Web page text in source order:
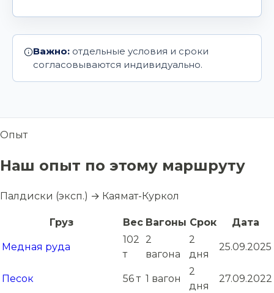
Важно: отдельные условия и сроки
согласовываются индивидуально.
Опыт
Наш опыт по этому маршруту
Палдиски (эксп.) → Каямат-Куркол
Груз Вес Вагоны Срок Дата
Медная руда
102
т
2
вагона
2
дня
25.09.2025
Песок 56 т 1 вагон
2
дня
27.09.2022